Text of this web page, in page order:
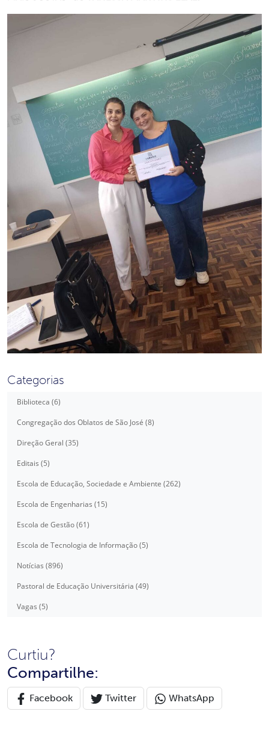
Categorias
Biblioteca (6)
Congregação dos Oblatos de São José (8)
Direção Geral (35)
Editais (5)
Escola de Educação, Sociedade e Ambiente (262)
Escola de Engenharias (15)
Escola de Gestão (61)
Escola de Tecnologia de Informação (5)
Notícias (896)
Pastoral de Educação Universitária (49)
Vagas (5)
Curtiu?
Compartilhe:
Facebook Twitter WhatsApp